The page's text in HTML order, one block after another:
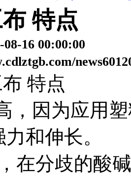
特点
16 00:00:00
特点
，因为应用
和伸长。
在分歧的酸